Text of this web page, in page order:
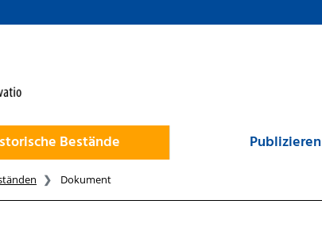
Bestände Publizieren
Dokument